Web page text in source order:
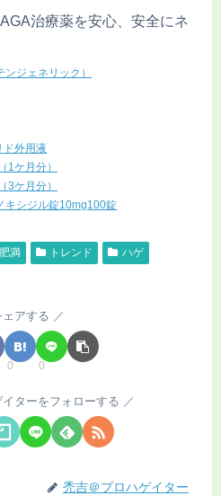
治療薬を安心、安全にネ
ジェネリック）
ド外用液
1ケ月分）
3ケ月分）
キシジル錠10mg100錠
満 トレンド
ハゲ
ェアする
0 0
ターをフォローする
禿吉＠プロハゲイター